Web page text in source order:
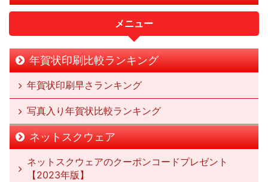
メニュー
年賀状印刷比較ランキング
年賀状印刷早さランキング
写真入り年賀状比較ランキング
ネットスクウェア
ネットスクウェアのクーポンコードプレゼント
【2023年版】